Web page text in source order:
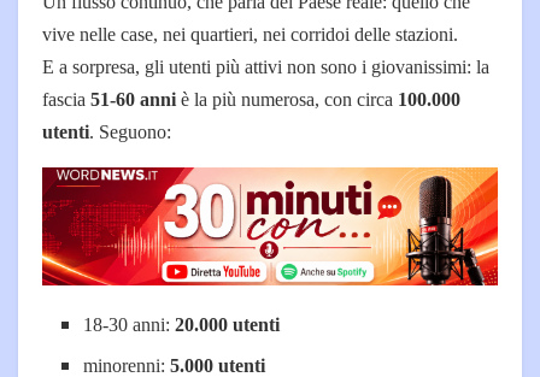
vive nelle case, nei quartieri, nei corridoi delle stazioni.
E a sorpresa, gli utenti più attivi non sono i giovanissimi: la
fascia 51-60 anni è la più numerosa, con circa 100.000
utenti. Seguono:
18-30 anni:20.000 utenti
minorenni:5.000 utenti